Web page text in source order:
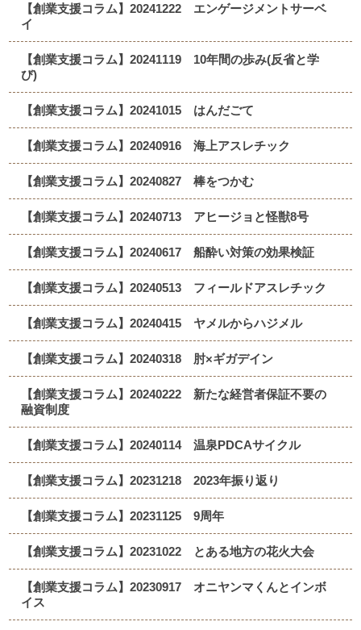
【創業支援コラム】20241222 エンゲージメントサーベ
イ
【創業支援コラム】20241119 10年間の歩み(反省と学
び)
【創業支援コラム】20241015 はんだごて
【創業支援コラム】20240916 海上アスレチック
【創業支援コラム】20240827 棒をつかむ
【創業支援コラム】20240713 アヒージョと怪獣8号
【創業支援コラム】20240617 船酔い対策の効果検証
【創業支援コラム】20240513 フィールドアスレチック
【創業支援コラム】20240415 ヤメルからハジメル
【創業支援コラム】20240318 肘×ギガデイン
【創業支援コラム】20240222 新たな経営者保証不要の
融資制度
【創業支援コラム】20240114 温泉PDCAサイクル
【創業支援コラム】20231218 2023年振り返り
【創業支援コラム】20231125 9周年
【創業支援コラム】20231022 とある地方の花火大会
【創業支援コラム】20230917 オニヤンマくんとインボ
イス